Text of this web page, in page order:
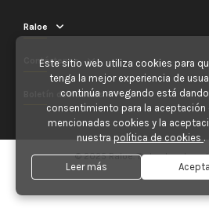
Raloe
Contáctenos
Boletín de noticias
© 2025 Raloe. Todos los
Este sitio web utiliza cookies para
tenga la mejor experiencia de
continúa navegando está
consentimiento para la aceptación
mencionadas cookies y la
nuestra política de cookies .
Leer más